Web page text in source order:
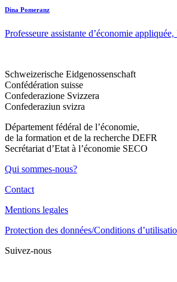
Dina Pomeranz
Professeure assistante d’économie
Schweizerische Eidgenossenschaft
Confédération suisse
Confederazione Svizzera
Confederaziun svizra
Département fédéral de l’économie,
de la formation et de la recherche DEFR
Secrétariat d’Etat à l’économie SECO
Qui sommes-nous?
Contact
Mentions legales
Protection des données/Conditions
Suivez-nous